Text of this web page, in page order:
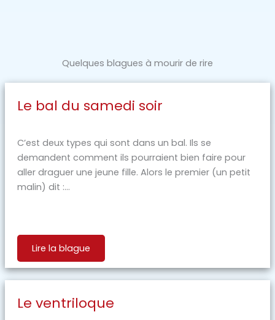
Quelques blagues à mourir de rire
Le bal du samedi soir
C’est deux types qui sont dans un bal. Ils se
demandent comment ils pourraient bien faire pour
aller draguer une jeune fille. Alors le premier (un petit
malin) dit :...
Lire la blague
Le ventriloque